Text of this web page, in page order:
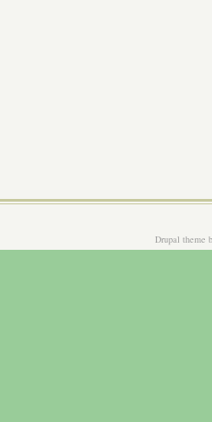
Drupal theme